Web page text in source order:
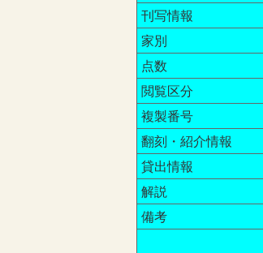
刊写情報
家別
点数
閲覧区分
複製番号
翻刻・紹介情報
貸出情報
解説
備考